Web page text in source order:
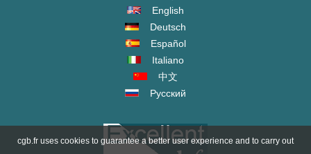
English
Deutsch
Español
Italiano
中文
Русский
cgb.fr uses cookies to guarantee a better user experience and to carry out